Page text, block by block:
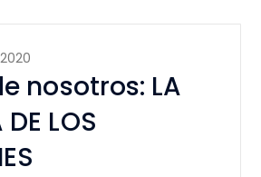
nosotros: LA
LOS